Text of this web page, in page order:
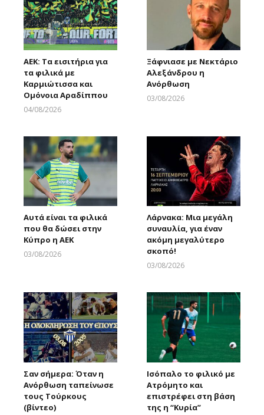
ΑΕΚ: Τα εισιτήρια για
τα φιλικά με
Καρμιώτισσα και
Ομόνοια Αραδίππου
04/08/2026
Ξάφνιασε με Νεκτάριο
Αλεξάνδρου η
Ανόρθωση
03/08/2026
Αυτά είναι τα φιλικά
που θα δώσει στην
Κύπρο η ΑΕΚ
03/08/2026
Λάρνακα: Μια μεγάλη
συναυλία, για έναν
ακόμη μεγαλύτερο
σκοπό!
03/08/2026
Σαν σήμερα: Όταν η
Ανόρθωση ταπείνωσε
τους Τούρκους
(βίντεο)
Ισόπαλο το φιλικό με
Ατρόμητο και
επιστρέφει στη βάση
της η “Κυρία”